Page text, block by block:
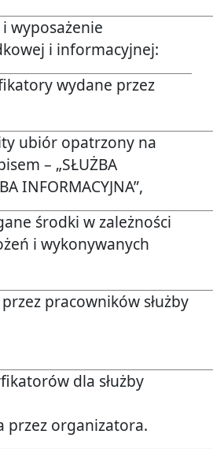
wyposażenie
i informacyjnej:
wydane przez
ubiór opatrzony na
– „SŁUŻBA
INFORMACYJNA”,
środki w zależności
i wykonywanych
pracowników służby
dla służby
przez organizatora.